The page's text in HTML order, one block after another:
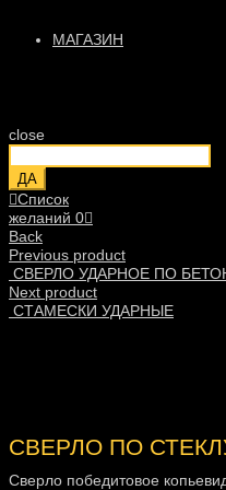
МАГАЗИН
close
ДА
Список
желаний 0
Back
Previous product
СВЕРЛО УДАРНОЕ ПО
Next product
СТАМЕСКИ УДАРНЫЕ
СВЕРЛО ПО
Сверло победитовое